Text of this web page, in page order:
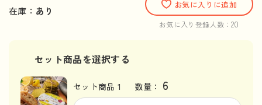
在庫： あり
お気に入りに追加
お気に入り登録人数：20
セット商品を選択する
セット商品 1 数量： 6